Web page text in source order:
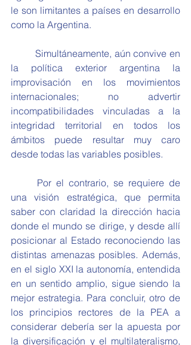
le son limitantes a países en desarrollo
como la Argentina.
la política exterior argentina la
improvisación en los movimientos
internacionales; no advertir
incompatibilidades vinculadas a la
integridad territorial en todos los
ámbitos puede resultar muy caro
desde todas las variables posibles.
una visión estratégica, que permita
saber con claridad la dirección hacia
donde el mundo se dirige, y desde allí
posicionar al Estado reconociendo las
distintas amenazas posibles. Además,
en el siglo XXI la autonomía, entendida
en un sentido amplio, sigue siendo la
mejor estrategia. Para concluir, otro de
los principios rectores de la PEA a
considerar debería ser la apuesta por
la diversificación y el multilateralismo,